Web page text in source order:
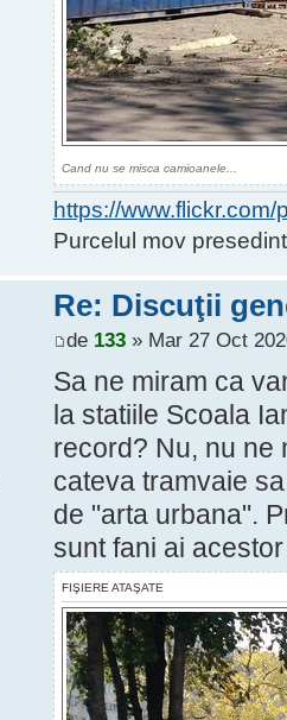
Cand nu se misca camioanele...
https://
Purcelul mov
Re: Discuţii
de 133» Mar 27 Oct
Sa ne miram ca
la statiile Scoala
record? Nu, nu ne
cateva tramvaie
de "arta urbana".
sunt fani ai
FIŞIERE ATAŞATE